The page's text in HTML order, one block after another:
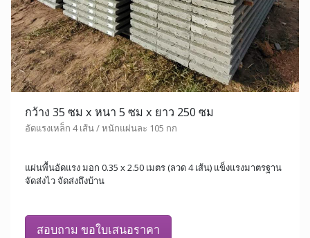
กว้าง 35 ซม x หนา 5 ซม x ยาว 250 ซม
อัดแรงเหล็ก 4 เส้น / หนักแผ่นละ 105 กก
แผ่นพื้นอัดแรง มอก 0.35 x 2.50 เมตร (ลวด 4 เส้น) แข็งแรงมาตรฐาน
จัดส่งไว จัดส่งถึงบ้าน
สอบถาม ขอใบเสนอราคา